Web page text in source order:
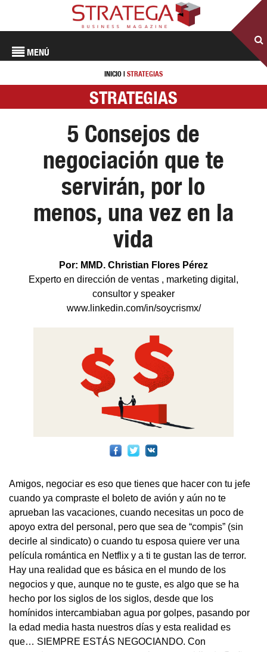
MENÚ
INICIO | STRATEGIAS
STRATEGIAS
5 Consejos de
negociación que te
servirán, por lo
menos, una vez en la
vida
Por: MMD. Christian Flores Pérez
Experto en dirección de ventas , marketing digital,
consultor y speaker
www.linkedin.com/in/soycrismx/
Amigos, negociar es eso que tienes que hacer con tu jefe
cuando ya compraste el boleto de avión y aún no te
aprueban las vacaciones, cuando necesitas un poco de
apoyo extra del personal, pero que sea de “compis” (sin
decirle al sindicato) o cuando tu esposa quiere ver una
película romántica en Netflix y a ti te gustan las de terror.
Hay una realidad que es básica en el mundo de los
negocios y que, aunque no te guste, es algo que se ha
hecho por los siglos de los siglos, desde que los
homínidos intercambiaban agua por golpes, pasando por
la edad media hasta nuestros días y esta realidad es
que… SIEMPRE ESTÁS NEGOCIANDO. Con